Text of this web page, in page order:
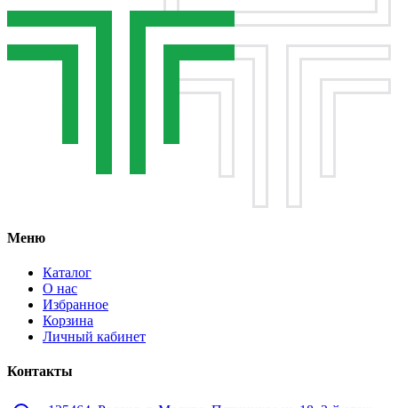
Меню
Каталог
О нас
Избранное
Корзина
Личный кабинет
Контакты